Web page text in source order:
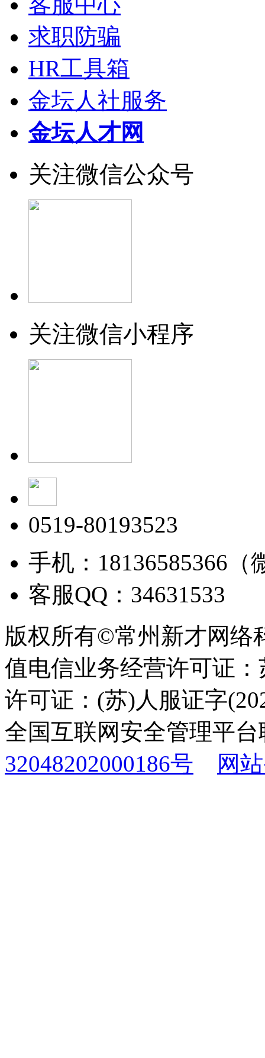
求职防骗
HR工具箱
金坛人社服务
金坛人才网
关注微信公众号
关注微信小程序
0519-80193523
手机：18136585366（
客服QQ：34631533
版权所有©常州新才网络
值电信业务经营许可证
许可证：(苏)人服证字
全国互联网安全管理平
32048202000186号
网